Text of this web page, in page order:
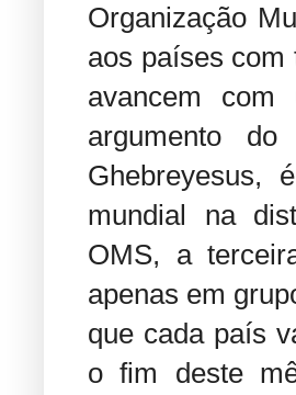
Organização
aos países com
avancem
argumento
Ghebreyesus,
mundial na
OMS, a
apenas em
que cada país
o fim deste